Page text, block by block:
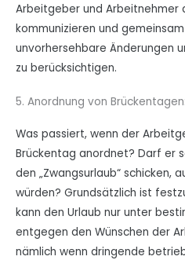
Arbeitgeber und
kommunizieren und
unvorhersehbare Änderungen
zu berücksichtigen.
5. Anordnung von
Was passiert, wenn der
Brückentag anordnet? Darf er
den „Zwangsurlaub“ schicken,
würden? Grundsätzlich ist
kann den Urlaub nur unter
entgegen den Wünschen der
nämlich wenn dringende